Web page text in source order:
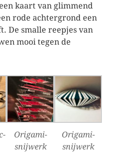
kaart van glimmend
rode achtergrond een
De smalle reepjes van
mooi tegen de
Origami-
snijwerk
Origami-
snijwerk